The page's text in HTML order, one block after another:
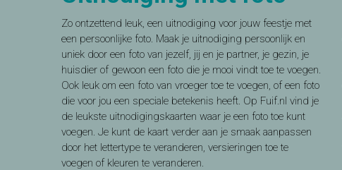
Zo ontzettend leuk, een uitnodiging voor jouw feestje met
een persoonlijke foto. Maak je uitnodiging persoonlijk en
uniek door een foto van jezelf, jij en je partner, je gezin, je
huisdier of gewoon een foto die je mooi vindt toe te voegen.
Ook leuk om een foto van vroeger toe te voegen, of een foto
die voor jou een speciale betekenis heeft. Op Fuif.nl vind je
de leukste uitnodigingskaarten waar je een foto toe kunt
voegen. Je kunt de kaart verder aan je smaak aanpassen
door het lettertype te veranderen, versieringen toe te
voegen of kleuren te veranderen.